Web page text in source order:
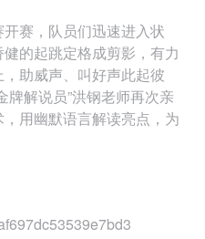
赛，队员们迅速进入状
的起跳定格成剪影，有力
助威声、叫好声此起彼
牌解说员”洪钢老师再次亲
用幽默语言解读亮点，为